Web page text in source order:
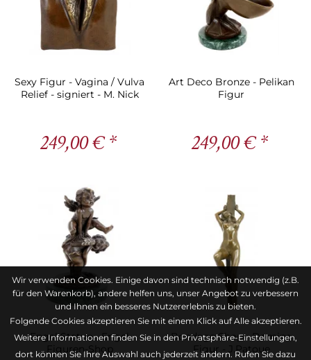
Sexy Figur - Vagina / Vulva
Relief - signiert - M. Nick
249,00 € *
Art Deco Bronze - Pelikan
Figur
249,00 € *
Engel Statue - Engel
Figuren-Shop
Bondage Shop - Domina
Figur - J.Patoue
Wir verwenden Cookies. Einige davon sind technisch notwendig (z.B.
für den Warenkorb), andere helfen uns, unser Angebot zu verbessern
und Ihnen ein besseres Nutzererlebnis zu bieten.
Folgende Cookies akzeptieren Sie mit einem Klick auf Alle akzeptieren.
Weitere Informationen finden Sie in den Privatsphäre-Einstellungen,
dort können Sie Ihre Auswahl auch jederzeit ändern. Rufen Sie dazu